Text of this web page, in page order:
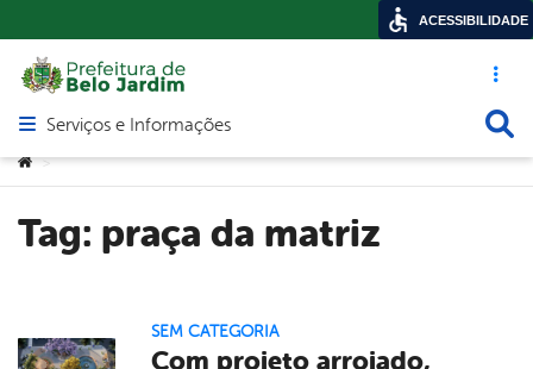
Acesso
Abrir menu principal de navegação
Serviços e Informações
Você está aqui:
>
Tag: praça da matriz
SEM CATEGORIA
Com projeto arrojado,
ACESSIBILIDADE